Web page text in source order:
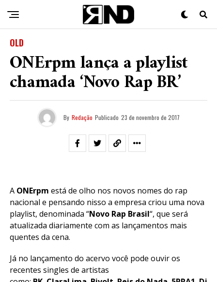
OLD
ONErpm lança a playlist
chamada ‘Novo Rap BR’
By Redação Publicado 23 de novembro de 2017
A ONErpm está de olho nos novos nomes do rap
nacional e pensando nisso a empresa criou uma nova
playlist, denominada “Novo Rap Brasil“, que será
atualizada diariamente com as lançamentos mais
quentes da cena.
Já no lançamento do acervo você pode ouvir os
recentes singles de artistas